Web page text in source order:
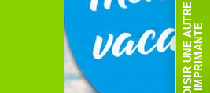
C
H
O
I
S
I
R
U
N
E
AU
T
R
E
I
M
P
R
I
M
A
N
TE